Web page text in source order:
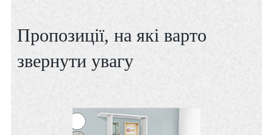
Пропозиції, на які варто
звернути увагу